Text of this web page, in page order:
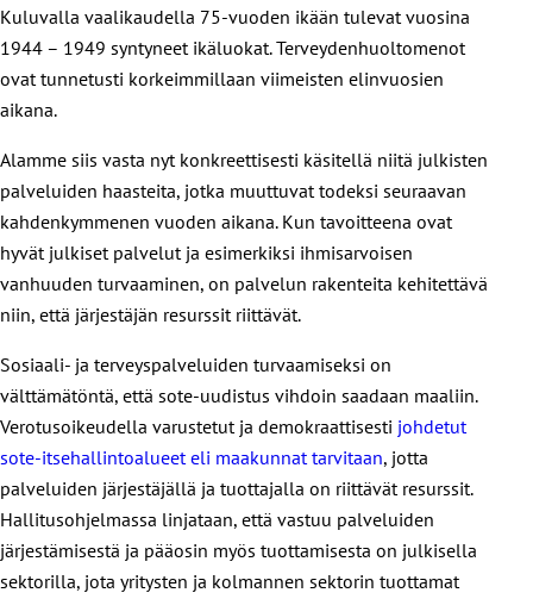
Kuluvalla vaalikaudella 75-vuoden ikään tulevat vuosina
1944 – 1949 syntyneet ikäluokat. Terveydenhuoltomenot
ovat tunnetusti korkeimmillaan viimeisten elinvuosien
aikana.
Alamme siis vasta nyt konkreettisesti käsitellä niitä julkisten
palveluiden haasteita, jotka muuttuvat todeksi seuraavan
kahdenkymmenen vuoden aikana. Kun tavoitteena ovat
hyvät julkiset palvelut ja esimerkiksi ihmisarvoisen
vanhuuden turvaaminen, on palvelun rakenteita kehitettävä
niin, että järjestäjän resurssit riittävät.
Sosiaali- ja terveyspalveluiden turvaamiseksi on
välttämätöntä, että sote-uudistus vihdoin saadaan maaliin.
Verotusoikeudella varustetut ja demokraattisesti johdetut
sote-itsehallintoalueet eli maakunnat tarvitaan, jotta
palveluiden järjestäjällä ja tuottajalla on riittävät resurssit.
Hallitusohjelmassa linjataan, että vastuu palveluiden
järjestämisestä ja pääosin myös tuottamisesta on julkisella
sektorilla, jota yritysten ja kolmannen sektorin tuottamat